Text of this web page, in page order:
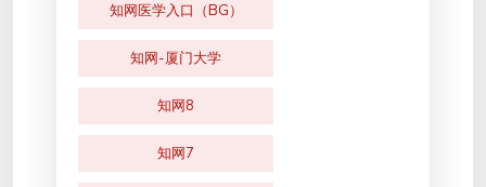
知网医学入口（BG）
知网-厦门大学
知网8
知网7